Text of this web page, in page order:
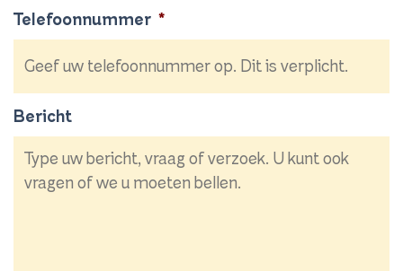
Telefoonnummer *
Bericht